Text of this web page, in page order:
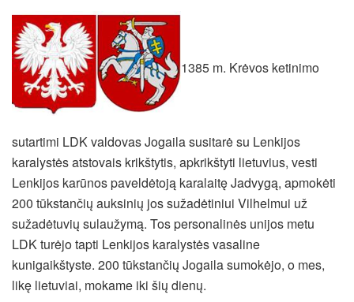
1385 m. Krėvos ketinimo
sutartimi LDK valdovas Jogaila susitarė su Lenkijos
karalystės atstovais krikštytis, apkrikštyti lietuvius, vesti
Lenkijos karūnos paveldėtoją karalaitę Jadvygą, apmokėti
200 tūkstančių auksinių jos sužadėtiniui Vilhelmui už
sužadėtuvių sulaužymą. Tos personalinės unijos metu
LDK turėjo tapti Lenkijos karalystės vasaline
kunigaikštyste. 200 tūkstančių Jogaila sumokėjo, o mes,
likę lietuviai, mokame iki šių dienų.